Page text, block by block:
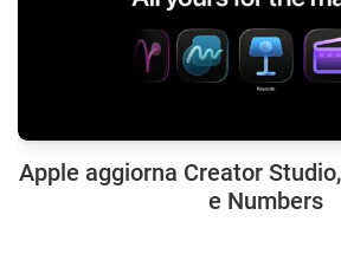
Apple aggiorna Creator
e Numbers